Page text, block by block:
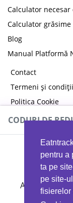
pentru a
ta pe
pe site-
fisierelor
Calculator necesar
Calculator
Blog
Manual Platformă
Contact
Termeni și condiții
Politica Cookie
Politica de
CODURI DE
Ai 40%